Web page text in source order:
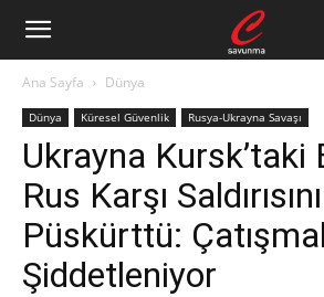
Ana Sayfa Dünya
Dünya Küresel Güvenlik Rusya-Ukrayna Savaşı
Ukrayna Kursk’taki
Rus Karşı Saldırısını
Püskürttü:
Şiddetleniyor